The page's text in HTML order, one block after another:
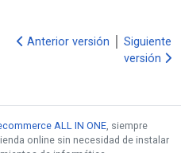
Anterior versión
Siguiente
versión
ALL IN ONE, siempre
online sin necesidad de instalar